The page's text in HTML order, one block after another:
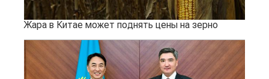
Жара в Китае может поднять цены на зерно